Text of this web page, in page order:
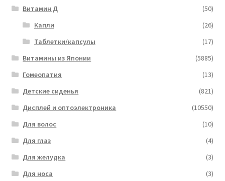
Витамин Д
(50)
Капли
(26)
Таблетки/капсулы
(17)
Витамины из Японии
(5885)
Гомеопатия
(13)
Детские сиденья
(821)
Дисплей и оптоэлектроника
(10550)
Для волос
(10)
Для глаз
(4)
Для желудка
(3)
Для носа
(3)